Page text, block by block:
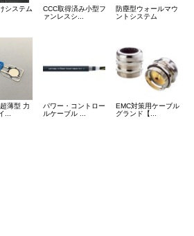
システム
CCC取得済み小型フ
ァンレスシ...
防塵型ウォールマウ
ントシステム
薄型 力
...
パワー・コントロー
ルケーブル ...
EMC対策用ケーブル
グランド【...